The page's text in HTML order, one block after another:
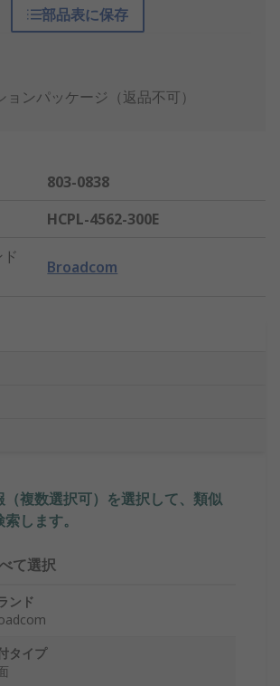
部品表に保存
ョンパッケージ（返品不可）
803-0838
HCPL-4562-300E
Broadcom
（複数選択可）を選択して、類似
します。
て選択
ンド
タイプ